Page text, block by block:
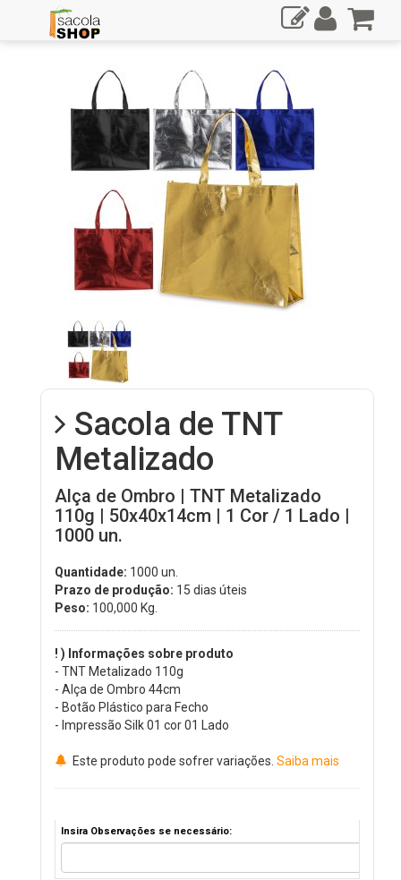
Sacola de TNT
Metalizado
Alça de Ombro | TNT Metalizado
110g | 50x40x14cm | 1 Cor / 1 Lado |
1000 un.
Quantidade: 1000 un.
Prazo de produção: 15 dias úteis
Peso: 100,000 Kg.
! ) Informações sobre produto
- TNT Metalizado 110g
- Alça de Ombro 44cm
- Botão Plástico para Fecho
- Impressão Silk 01 cor 01 Lado
Este produto pode sofrer variações. Saiba mais
Insira Observações se necessário: